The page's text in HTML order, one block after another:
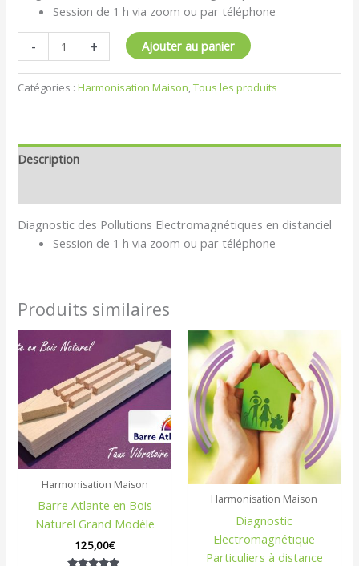
Session de 1 h via zoom ou par téléphone
- + Ajouter au panier
Catégories :Harmonisation Maison,Tous les produits
Description
Diagnostic des Pollutions Electromagnétiques en distanciel
Session de 1 h via zoom ou par téléphone
Produits similaires
Harmonisation Maison
Barre Atlante en Bois
Naturel Grand Modèle
125,00€
Harmonisation Maison
Diagnostic
Electromagnétique
Particuliers à distance